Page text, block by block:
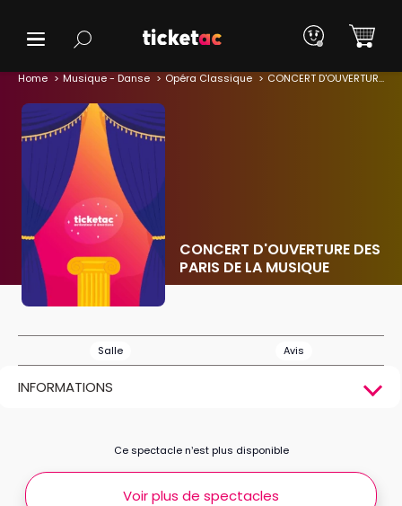
Home Musique - Danse Opéra Classique CONCERT D'OUVERTURE DES PARIS DE LA MUSIQUE
CONCERT D'OUVERTURE DES
PARIS DE LA MUSIQUE
Salle Avis
INFORMATIONS
Ce spectacle n’est plus disponible
Voir plus de spectacles